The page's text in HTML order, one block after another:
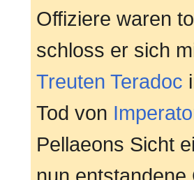
Offiziere waren
schloss er sich
Treuten Teradoc
Tod von
Pellaeons Sicht